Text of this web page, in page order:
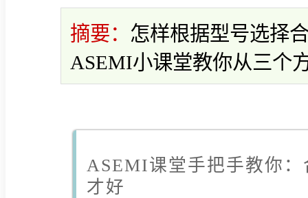
摘要： 怎样根据型号选择
ASEMI小课堂教你从三个
ASEMI课堂手把手教你
才好